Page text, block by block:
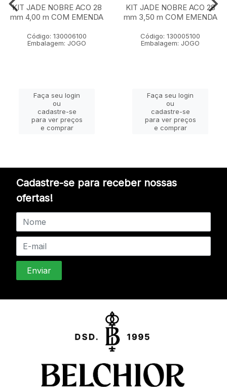
KIT JADE NOBRE ACO 28
mm 4,00 m COM EMENDA
Código: 130006100
Embalagem: JOGO
Faça seu login
ou
cadastre-se
para ver preços
e comprar
KIT JADE NOBRE ACO 28
mm 3,50 m COM EMENDA
Código: 130005100
Embalagem: JOGO
Faça seu login
ou
cadastre-se
para ver preços
e comprar
Cadastre-se para receber nossas
ofertas!